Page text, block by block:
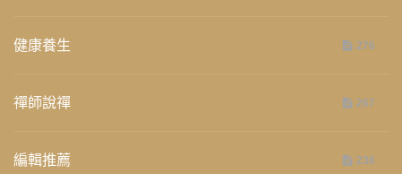
健康養生 276
禪師說禪 267
編輯推薦 236